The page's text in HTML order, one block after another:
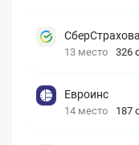
13 место 326
Евроинс
14 место 187